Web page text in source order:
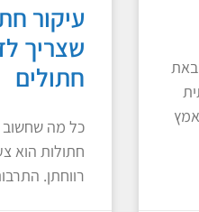
עיקור
שצריך
חתולים
כל מה שחשוב
חתולות הוא
רווחתן.